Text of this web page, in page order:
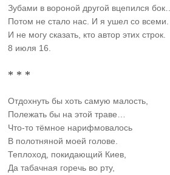
Зубами в вороной другой вцепился бок…
Потом не стало нас. И я ушел со всеми.
И не могу сказать, кто автор этих строк.
8 июля 16.
* * *
Отдохнуть бы хоть самую малость,
Полежать бы на этой траве…
Что-то тёмное нарифмовалось
В полотняной моей голове.
Теплоход, покидающий Киев,
Да табачная горечь во рту,